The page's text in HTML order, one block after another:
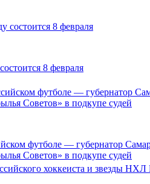
8 февраля
футболе — губернатор
Советов» в подкупе судей